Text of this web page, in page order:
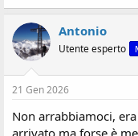
Antonio
Utente esperto
21 Gen 2026
Non arrabbiamoci,